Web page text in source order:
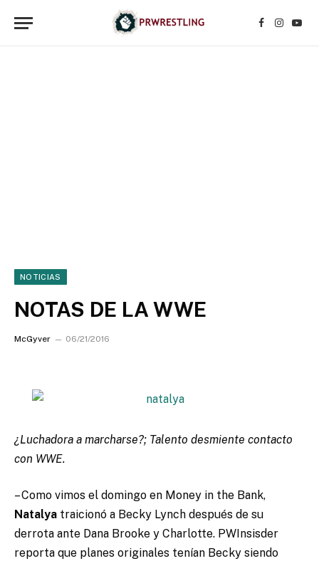
Facebook
NOTICIAS
NOTAS DE LA WWE
McGyver 06/21/2016
¿Luchadora a marcharse?; Talento desmiente contacto
con WWE.
– Como vimos el domingo en Money in the Bank,
Natalya traicionó a Becky Lynch después de su
derrota ante Dana Brooke y Charlotte. PWInsisder
reporta que planes originales tenían Becky siendo